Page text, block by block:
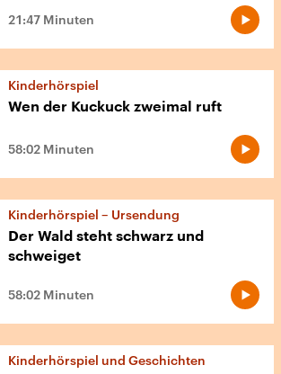
21:47 Minuten
Kinderhörspiel
Wen der Kuckuck zweimal ruft
58:02 Minuten
Kinderhörspiel – Ursendung
Der Wald steht schwarz und
schweiget
58:02 Minuten
Kinderhörspiel und Geschichten